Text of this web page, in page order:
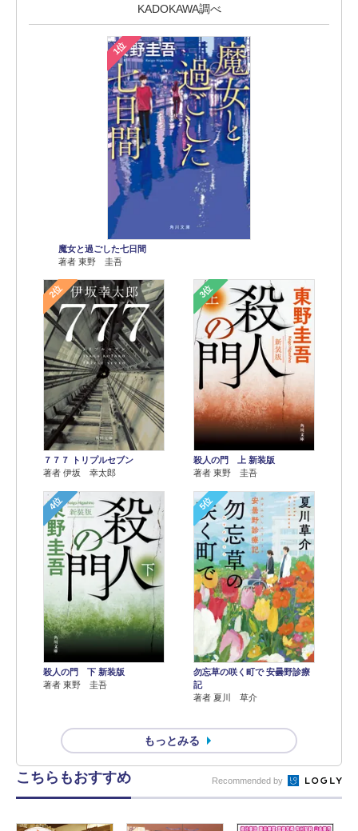
KADOKAWA調べ
1位
魔女と過ごした七日間
著者 東野 圭吾
2位
７７７ トリプルセブン
著者 伊坂 幸太郎
3位
殺人の門 上 新装版
著者 東野 圭吾
4位
殺人の門 下 新装版
著者 東野 圭吾
5位
勿忘草の咲く町で 安曇野診療
記
著者 夏川 草介
もっとみる
こちらもおすすめ Recommended by